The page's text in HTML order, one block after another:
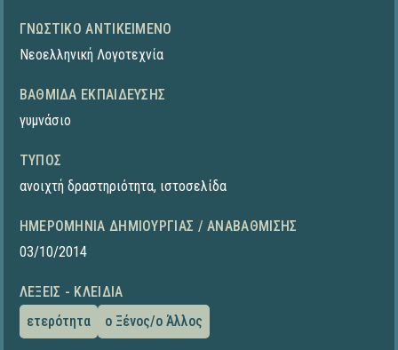
ΓΝΩΣΤΙΚΌ ΑΝΤΙΚΕΊΜΕΝΟ
Νεοελληνική Λογοτεχνία
ΒΑΘΜΊΔΑ ΕΚΠΑΊΔΕΥΣΗΣ
γυμνάσιο
ΤΎΠΟΣ
ανοιχτή δραστηριότητα, ιστοσελίδα
ΗΜΕΡΟΜΗΝΊΑ ΔΗΜΙΟΥΡΓΊΑΣ / ΑΝΑΒΆΘΜΙΣΗΣ
03/10/2014
ΛΈΞΕΙΣ - ΚΛΕΙΔΙΆ
ετερότητα
ο Ξένος/ο Άλλος